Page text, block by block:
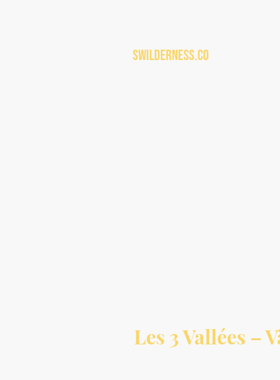
Swilderness.co
Les 3 Vallées –